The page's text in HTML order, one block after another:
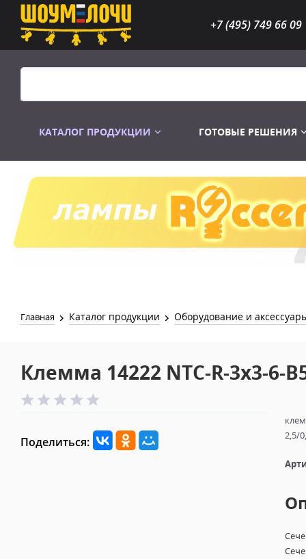
+7 (495) 749 66 09
КАТАЛОГ ПРОДУКЦИИ
Распродажа Лампы
ГОТОВЫЕ РЕШЕНИЯ
Главная Каталог продукции Оборудование и
Клемма 14222 NTC-R-3x3-6-
Поделиться:
2,5/